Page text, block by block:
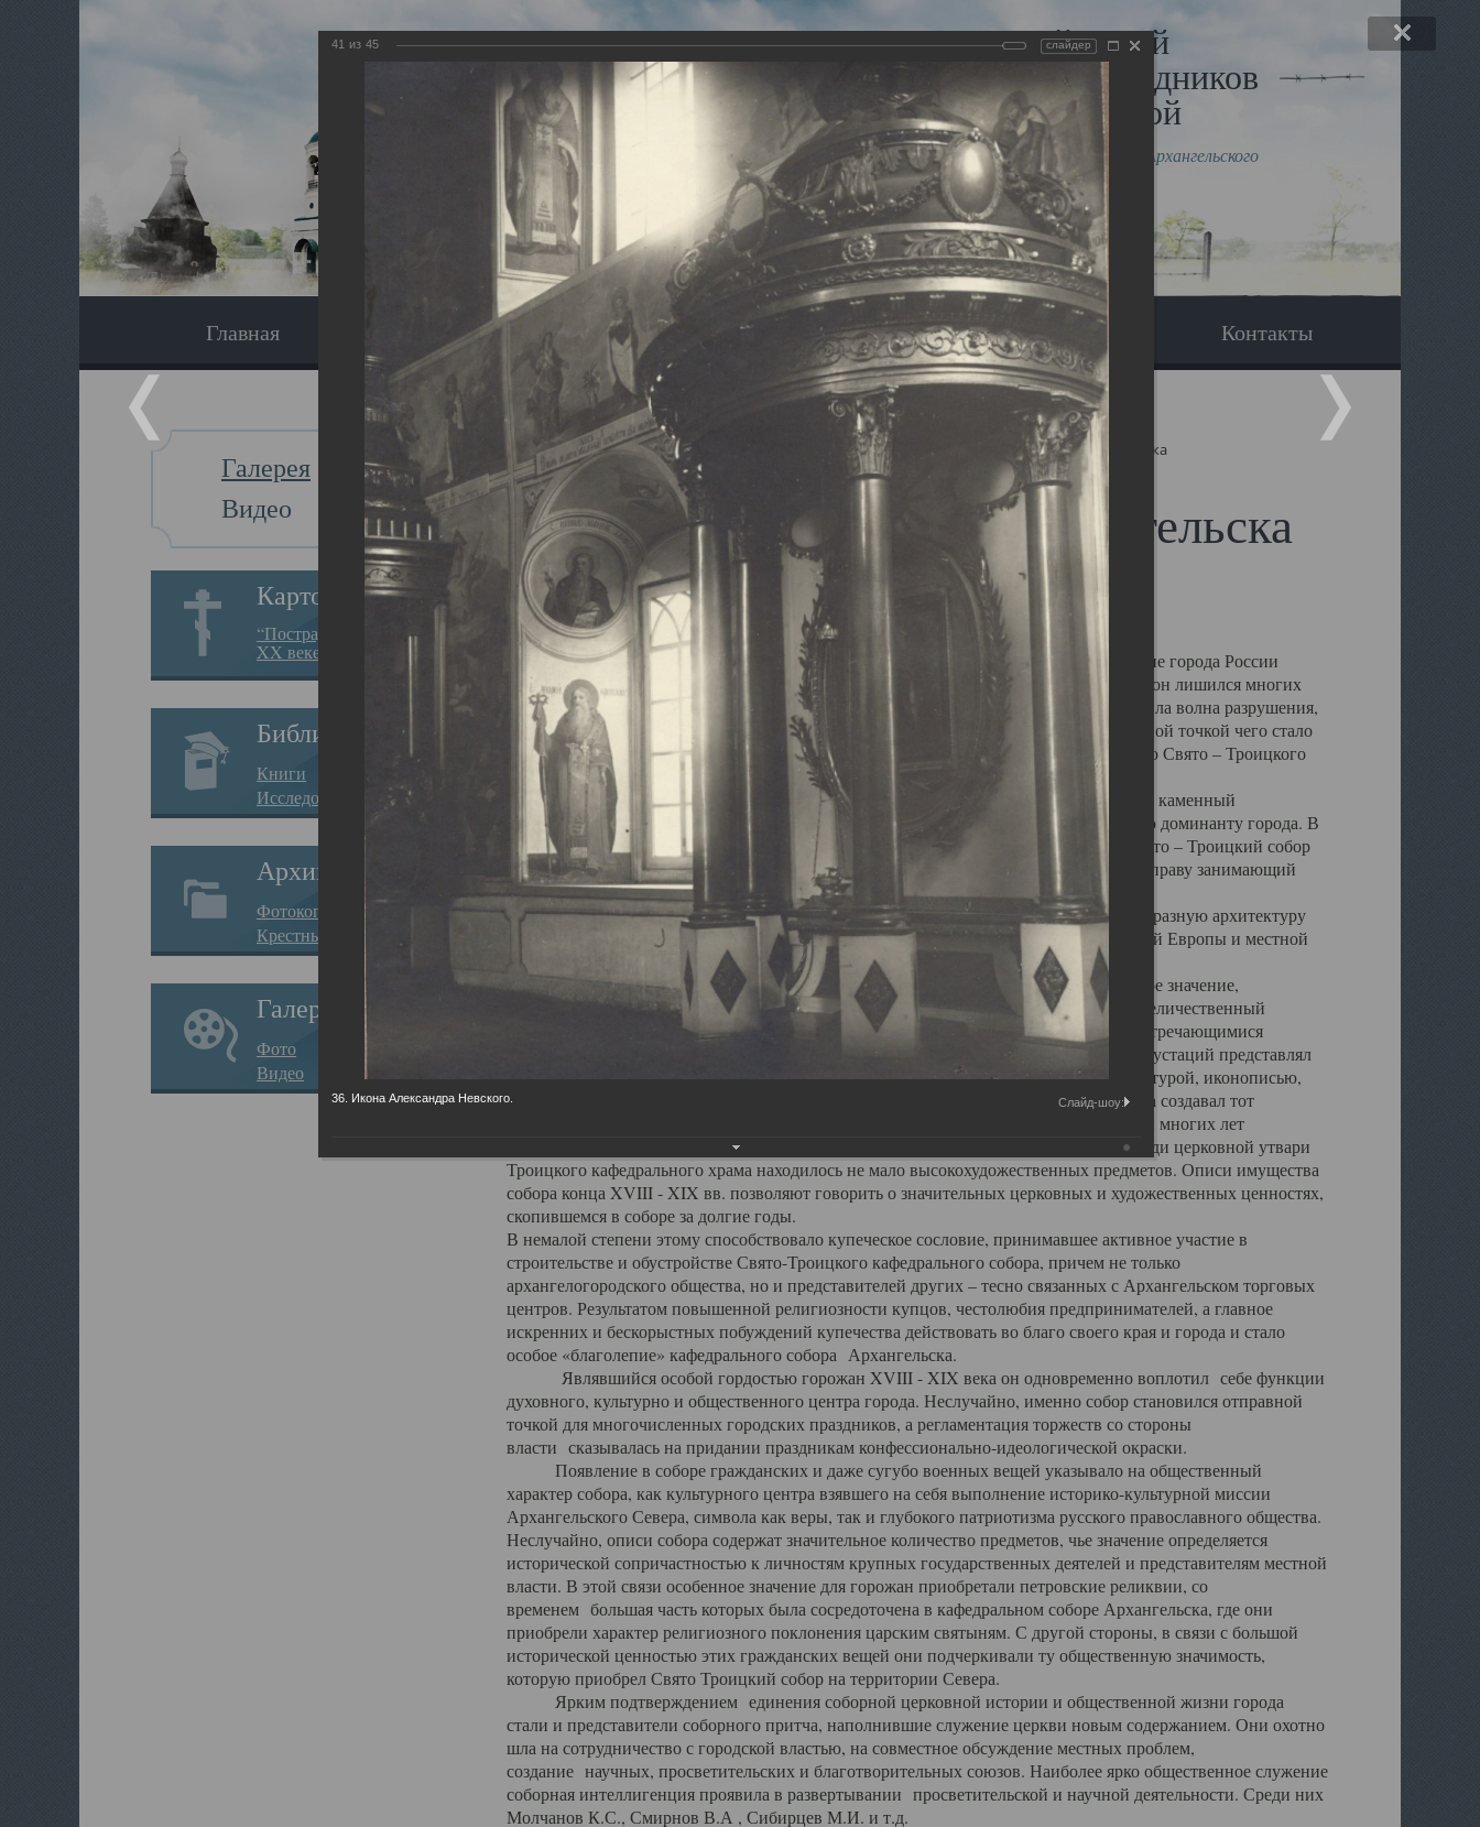
Виртуальный музей
Новомучеников и исповедников
Земли Архангельской
Сайт создан по благословлению митрополита Архангельского
и Холмогорского Даниила
Главная Экскурсия Наследники Галерея Вопрос-ответ Контакты
Галерея
Видео
Картотека
“Пострадавшие за веру в
XX веке на Севере”
Библиотека
Книги
Исследования
Архив
Фотокопии дел
Крестные ходы
Галерея
Фото
Видео
Главная Галерея Храмы-мученики Архангельска Свято-Троицкий собор Архангельска
Свято-Троицкий собор Архангельска
Свято-Троицкий собор Архангельска
23.12.2015
Сегодня мы можем говорить, что Архангельск в большей мере, чем другие губернские города России
пострадал от целенаправленных систематических разрушений, в результате которых он лишился многих
выдающихся памятников архитектуры. Больше всего по старому Архангельску ударила волна разрушения,
вызванная борьбой с религией, набравшая особую силу в конце 20 –х годов. Отправной точкой чего стало
разрушение православного центра архангельской губернии - ансамбля кафедрального Свято – Троицкого
собора Архангельска.
Возникнув в начале XVIII века в центре Архангельска, величественный каменный
двухэтажный Троицкий собор, сразу превратился в зрительную и градостроительную доминанту города. В
XVIII веке по масштабам ему не было равных на Севере. Вплоть до разрушения Свято – Троицкий собор
оставался самым высоким и значительным из городских строений Архангельска, по праву занимающий
второе место, после гостиных дворов, в градостроительной картине Архангельска.
Один из самых больших и светлых соборов России воплотил в себе яркую и своеобразную архитектуру
портового города с отраженными в ней архитектурными течениями России, Западной Европы и местной
архангелогородской школы церковного зодчества.
Масштабность, благолепие и богатство собора, вполне оправдывали его кафедральное значение,
заслуженно выделяя из многочисленных культовых построек города. Обширный и величественный
иконостас украшенный колоннами ионического стиля, с единственными нигде не встречающимися
царскими вратами, изящным фронтоном и множеством резных, символических инкрустаций представлял
собой поистине художественную ценность. В совокупности же с живописью, скульптурой, иконописью,
шитьем, многочисленными предметами церковной утвари интерьер Троицкого храма создавал тот
неповторимый красочный ансамбль декоративного убранства собора, на протяжении многих лет
поражающий воображение своих посетителей. В соборной ризнице, библиотеке, среди церковной утвари
Троицкого кафедрального храма находилось не мало высокохудожественных предметов. Описи имущества
собора конца XVIII - XIX вв. позволяют говорить о значительных церковных и художественных ценностях,
скопившемся в соборе за долгие годы.
В немалой степени этому способствовало купеческое сословие, принимавшее активное участие в
строительстве и обустройстве Свято-Троицкого кафедрального собора, причем не только
архангелогородского общества, но и представителей других – тесно связанных с Архангельском торговых
центров. Результатом повышенной религиозности купцов, честолюбия предпринимателей, а главное
искренних и бескорыстных побуждений купечества действовать во благо своего края и города и стало
особое «благолепие» кафедрального собора Архангельска.
Являвшийся особой гордостью горожан XVIII - XIX века он одновременно воплотил себе функции
духовного, культурно и общественного центра города. Неслучайно, именно собор становился отправной
точкой для многочисленных городских праздников, а регламентация торжеств со стороны
власти сказывалась на придании праздникам конфессионально-идеологической окраски.
Появление в соборе гражданских и даже сугубо военных вещей указывало на общественный
характер собора, как культурного центра взявшего на себя выполнение историко-культурной миссии
Архангельского Севера, символа как веры, так и глубокого патриотизма русского православного общества.
Неслучайно, описи собора содержат значительное количество предметов, чье значение определяется
исторической сопричастностью к личностям крупных государственных деятелей и представителям местной
власти. В этой связи особенное значение для горожан приобретали петровские реликвии, со
временем большая часть которых была сосредоточена в кафедральном соборе Архангельска, где они
приобрели характер религиозного поклонения царским святыням. С другой стороны, в связи с большой
исторической ценностью этих гражданских вещей они подчеркивали ту общественную значимость,
которую приобрел Свято Троицкий собор на территории Севера.
Ярким подтверждением единения соборной церковной истории и общественной жизни города
стали и представители соборного притча, наполнившие служение церкви новым содержанием. Они охотно
шла на сотрудничество с городской властью, на совместное обсуждение местных проблем,
создание научных, просветительских и благотворительных союзов. Наиболее ярко общественное служение
соборная интеллигенция проявила в развертывании просветительской и научной деятельности. Среди них
Молчанов К.С., Смирнов В.А , Сибирцев М.И. и т.д.
41 из 45 слайдер
36. Икона Александра Невского. Слайд-шоу: